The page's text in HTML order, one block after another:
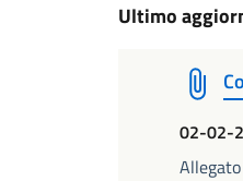
Ultimo
02-02-